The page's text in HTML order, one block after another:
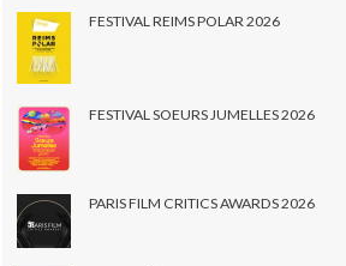
FESTIVAL REIMS POLAR 2026
FESTIVAL SOEURS JUMELLES 2026
PARIS FILM CRITICS AWARDS 2026